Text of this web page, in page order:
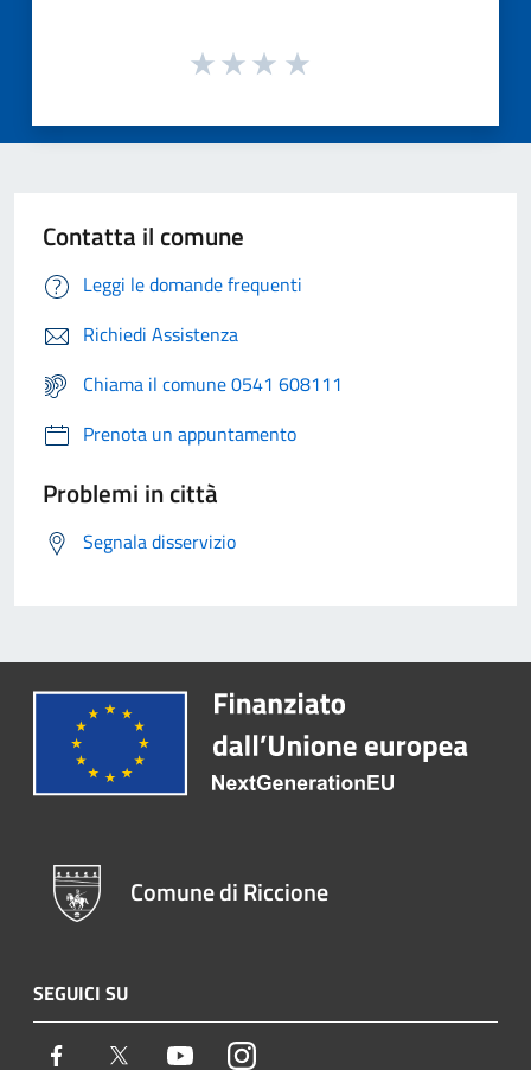
Contatta il comune
Leggi le domande frequenti
Richiedi Assistenza
Chiama il comune 0541 608111
Prenota un appuntamento
Problemi in città
Segnala disservizio
Comune di Riccione
SEGUICI SU
Facebook Twitter YoutubeInstagram